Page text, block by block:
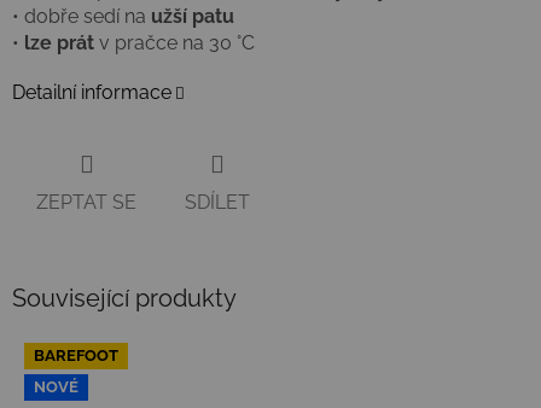
• dobře sedí na užší patu
• lze prát v pračce na 30 °C
Detailní informace
ZEPTAT SE SDÍLET
Související produkty
BAREFOOT
NOVÉ